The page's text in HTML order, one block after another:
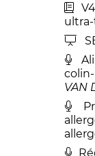
V4
ultra-
VAN